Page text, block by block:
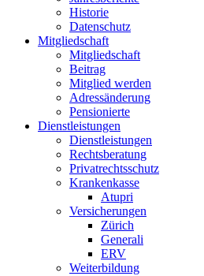
Historie
Datenschutz
Mitgliedschaft
Mitgliedschaft
Beitrag
Mitglied werden
Adressänderung
Pensionierte
Dienstleistungen
Dienstleistungen
Rechtsberatung
Privatrechtsschutz
Krankenkasse
Atupri
Versicherungen
Zürich
Generali
ERV
Weiterbildung